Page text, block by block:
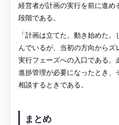
経営者が計画の実行を前に進め
段階である。
「計画は立てた。動き始めた
んでいるが、当初の方向からズ
実行フェーズへの入口である。
進捗管理が必要になったとき、
相談するときである。
まとめ